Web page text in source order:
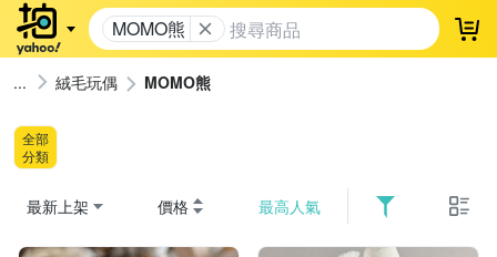
MOMO熊 登
絨毛玩偶 MOMO熊
全部
分類
最新上架 價格 最高人氣